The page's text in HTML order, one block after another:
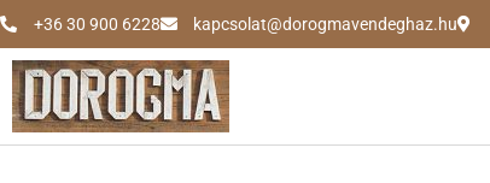
Skip
to
content
+36 30 900 6228 kapcsolat@dorogmavendeghaz.hu